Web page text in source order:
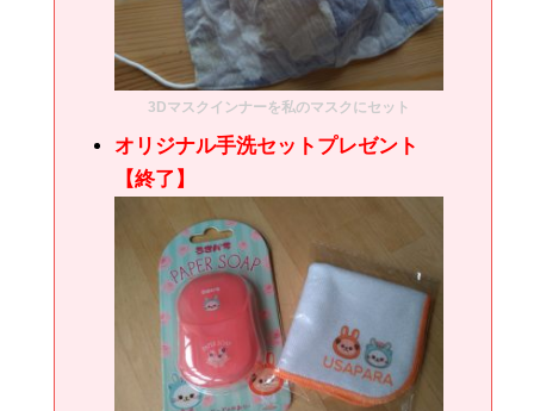
3Dマスクインナーを私のマスクにセット
オリジナル手洗セットプレゼント
【終了】